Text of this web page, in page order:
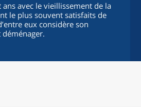
avec le vieillissement de la
le plus souvent satisfaits de
eux considère son